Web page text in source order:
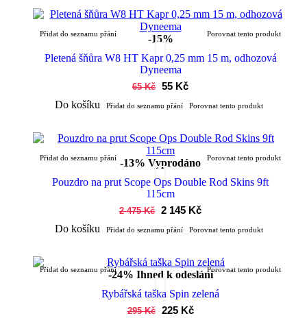
-15%
Přidat do seznamu přání Porovnat tento produkt
Pletená šňůra W8 HT Kapr 0,25 mm 15 m, odhozová
Dyneema
65 Kč 55 Kč
Do košíku
Přidat do seznamu přání Porovnat tento produkt
-13% Vyprodáno
Přidat do seznamu přání Porovnat tento produkt
Pouzdro na prut Scope Ops Double Rod Skins 9ft
115cm
2 475 Kč 2 145 Kč
Do košíku
Přidat do seznamu přání Porovnat tento produkt
-24% Ihned k odeslání
Přidat do seznamu přání Porovnat tento produkt
Rybářská taška Spin zelená
295 Kč 225 Kč